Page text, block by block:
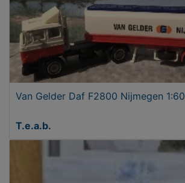
Van Gelder Daf F2800 Nijmegen 1:60
T.e.a.b.